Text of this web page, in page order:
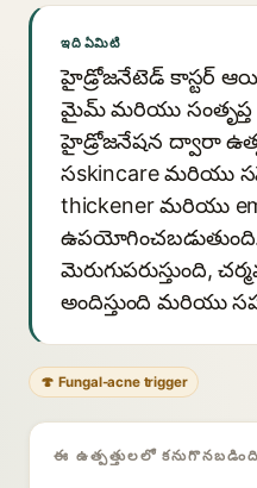
ఇది ఏమిటి
హైడ్రోజనేటెడ్ కాస్టర్
మైమ్ మరియు సంతృప్త
హైడ్రోజనేషన ద్వారా
సskincare మరియు
thickener మరియు
మెరుగుపరుస్తుంది,
అందిస్తుంది మరియు
🍄 Fungal-acne trigger
ఈ ఉత్పత్తులలో కనుగొనబడింది